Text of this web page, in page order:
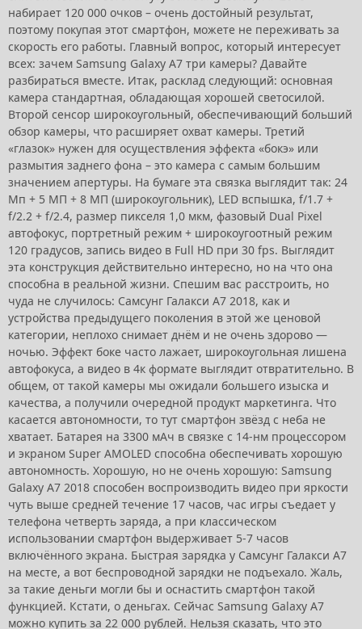
набирает 120 000 очков – очень достойный результат,
поэтому покупая этот смартфон, можете не переживать за
скорость его работы. Главный вопрос, который интересует
всех: зачем Samsung Galaxy A7 три камеры? Давайте
разбираться вместе. Итак, расклад следующий: основная
камера стандартная, обладающая хорошей светосилой.
Второй сенсор широкоугольный, обеспечивающий больший
обзор камеры, что расширяет охват камеры. Третий
«глазок» нужен для осуществления эффекта «бокэ» или
размытия заднего фона – это камера с самым большим
значением апертуры. На бумаге эта связка выглядит так: 24
Мп + 5 МП + 8 МП (широкоугольник), LED вспышка, f/1.7 +
f/2.2 + f/2.4, размер пикселя 1,0 мкм, фазовый Dual Pixel
автофокус, портретный режим + широкоугоотный режим
120 градусов, запись видео в Full HD при 30 fps. Выглядит
эта конструкция действительно интересно, но на что она
способна в реальной жизни. Спешим вас расстроить, но
чуда не случилось: Самсунг Галакси А7 2018, как и
устройства предыдущего поколения в этой же ценовой
категории, неплохо снимает днём и не очень здорово —
ночью. Эффект боке часто лажает, широкоугольная лишена
автофокуса, а видео в 4к формате выглядит отвратительно. В
общем, от такой камеры мы ожидали большего изыска и
качества, а получили очередной продукт маркетинга. Что
касается автономности, то тут смартфон звёзд с неба не
хватает. Батарея на 3300 мАч в связке с 14-нм процессором
и экраном Super AMOLED способна обеспечивать хорошую
автономность. Хорошую, но не очень хорошую: Samsung
Galaxy A7 2018 способен воспроизводить видео при яркости
чуть выше средней течение 17 часов, час игры съедает у
телефона четверть заряда, а при классическом
использовании смартфон выдерживает 5-7 часов
включённого экрана. Быстрая зарядка у Самсунг Галакси А7
на месте, а вот беспроводной зарядки не подъехало. Жаль,
за такие деньги могли бы и оснастить смартфон такой
функцией. Кстати, о деньгах. Сейчас Samsung Galaxy A7
можно купить за 22 000 рублей. Нельзя сказать, что это